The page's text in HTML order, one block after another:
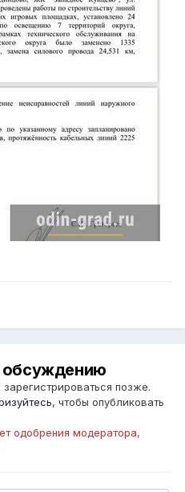
обсуждению
позже.
, чтобы опубликовать
одобрения модератора,